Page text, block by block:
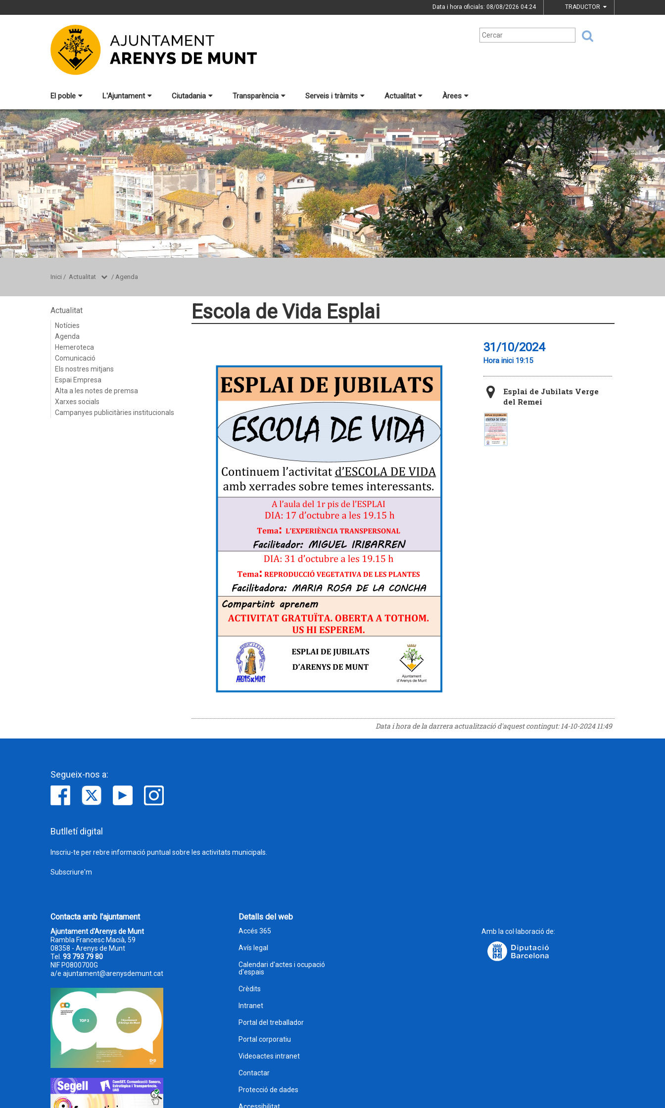
Data i hora oficials: 08/08/2026 04:24 TRADUCTOR
El poble L'Ajuntament Ciutadania Transparència Serveis i tràmits Actualitat Àrees
Inici / Actualitat / Agenda
Actualitat
Notícies
Agenda
Hemeroteca
Comunicació
Els nostres mitjans
Espai Empresa
Alta a les notes de premsa
Xarxes socials
Campanyes publicitàries institucionals
Escola de Vida Esplai
31/10/2024
Hora inici 19:15
Esplai de Jubilats Verge
del Remei
Data i hora de la darrera actualització d'aquest contingut:14-10-2024 11:49
Segueix-nos a:
Butlletí digital
Inscriu-te per rebre informació puntual sobre les activitats municipals.
Subscriure'm
Contacta amb l'ajuntament
Ajuntament d'Arenys de Munt
Rambla Francesc Macià, 59
08358 - Arenys de Munt
Tel. 93 793 79 80
NIF P0800700G
a/e ajuntament@arenysdemunt.cat
Detalls del web
Accés 365
Avís legal
Calendari d'actes i ocupació
d'espais
Crèdits
Intranet
Portal del treballador
Portal corporatiu
Videoactes intranet
Contactar
Protecció de dades
Amb la col·laboració de: